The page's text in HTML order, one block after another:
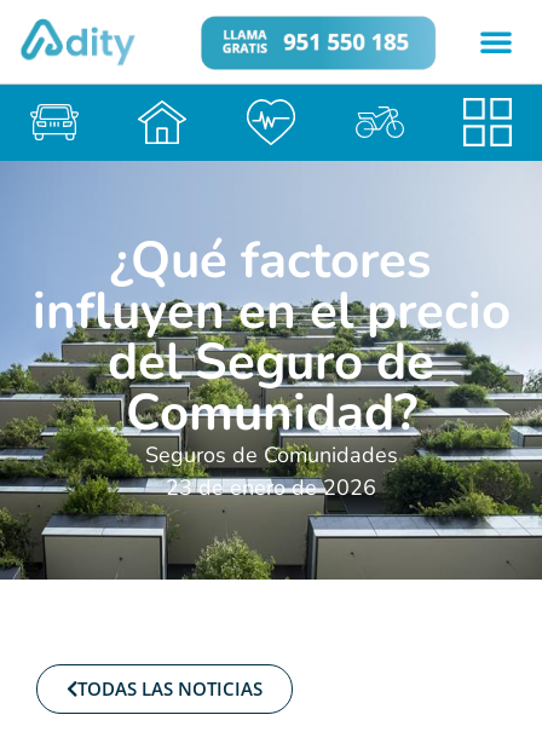
¿Qué factores
influyen en el precio
del Seguro de
Comunidad?
Seguros de Comunidades
23 de enero de 2026
TODAS LAS NOTICIAS